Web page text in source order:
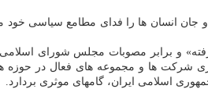
انسان ها را فدای مطامع سیاسی خود
و برابر مصوبات مجلس شورای
شرکت ها و مجموعه های فعال در حوزه
اسلامی ایران، گامهای موثری بردارد.